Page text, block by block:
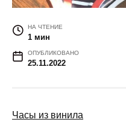
НА ЧТЕНИЕ
1 мин
ОПУБЛИКОВАНО
25.11.2022
Часы из винила